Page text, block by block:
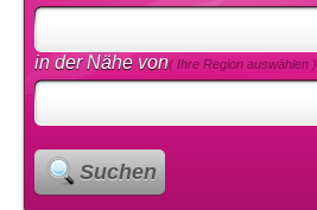
in der Nähe von( Ihre Region auswählen )
Suchen